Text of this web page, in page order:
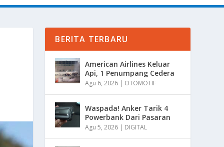
BERITA TERBARU
American Airlines Keluar
Api, 1 Penumpang Cedera
Agu 6, 2026 | OTOMOTIF
Waspada! Anker Tarik 4
Powerbank Dari Pasaran
Agu 5, 2026 | DIGITAL